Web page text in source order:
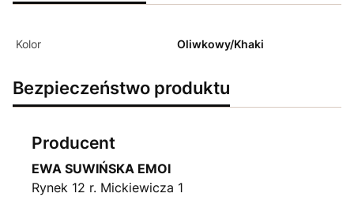
Kolor Oliwkowy/Khaki
Bezpieczeństwo produktu
Producent
EWA SUWIŃSKA EMOI
Rynek 12 r. Mickiewicza 1